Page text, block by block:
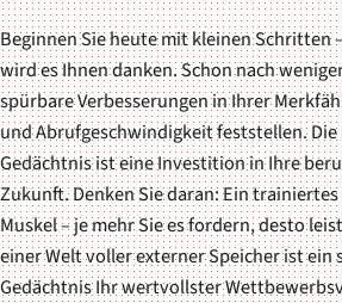
Beginnen Sie heute mit kleinen Schritten
wird es Ihnen danken. Schon nach
spürbare Verbesserungen in Ihrer
und Abrufgeschwindigkeit feststellen.
Gedächtnis ist eine Investition in Ihre
Zukunft. Denken Sie daran: Ein
Muskel – je mehr Sie es fordern, desto
einer Welt voller externer Speicher ist ein
Gedächtnis Ihr wertvollster